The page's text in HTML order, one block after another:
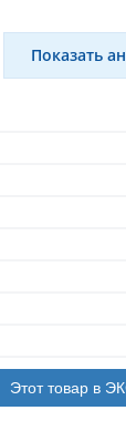
Показать
Этот товар в